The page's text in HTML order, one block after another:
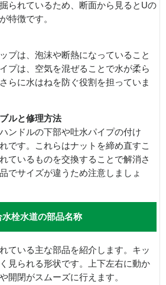
られているため、断面から見るとUの
特徴です。
プは、泡沫や断熱になっていること
プは、空気を混ぜることで水が柔ら
らに水はねを防ぐ役割を担っていま
ルと修理方法
ンドルの下部や吐水パイプの付け
です。これらはナットを締め直すこ
ているものを交換することで解消さ
でサイズが違うため注意しましょ
栓水道の部品名称
ている主な部品を紹介します。キッ
見られる形状です。上下左右に動か
開閉がスムーズに行えます。